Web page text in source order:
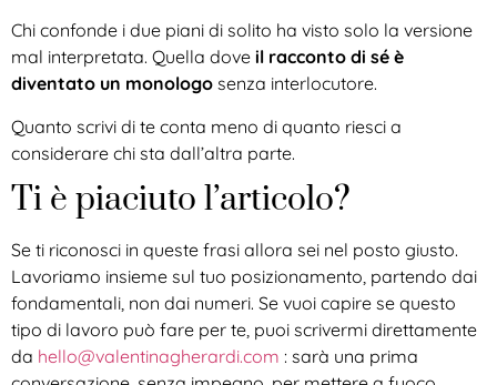
Chi confonde i due piani di solito ha visto solo la versione
mal interpretata. Quella dove il racconto di sé è
diventato un monologo senza interlocutore.
Quanto scrivi di te conta meno di quanto riesci a
considerare chi sta dall’altra parte.
Ti è piaciuto l’articolo?
Se ti riconosci in queste frasi allora sei nel posto giusto.
Lavoriamo insieme sul tuo posizionamento, partendo dai
fondamentali, non dai numeri. Se vuoi capire se questo
tipo di lavoro può fare per te, puoi scrivermi direttamente
da hello@valentinagherardi.com : sarà una prima